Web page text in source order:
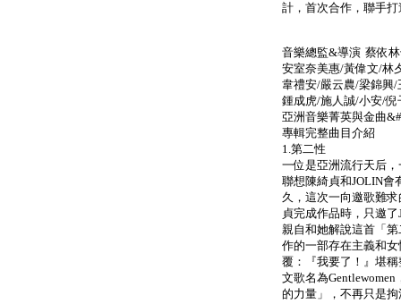
計，首次合作，聯手
音樂總監&導演 蔡依
安室奈美惠/黃偉文/林
韋禮安/嚴云農/梁錦興/
鍾成虎/施人誠/小安/倪
亞洲音樂菁英與金曲
專輯完整曲目介紹
1.第二性
一位是亞洲流行天后
聯想陳綺貞和JOLIN會
久，這次一向邀歌難
貞完成作品時，只邀
親自和她解說這首「
作的一部存在主義和
覆：『我要了！』堪
文歌名為
的力量」，不再只是